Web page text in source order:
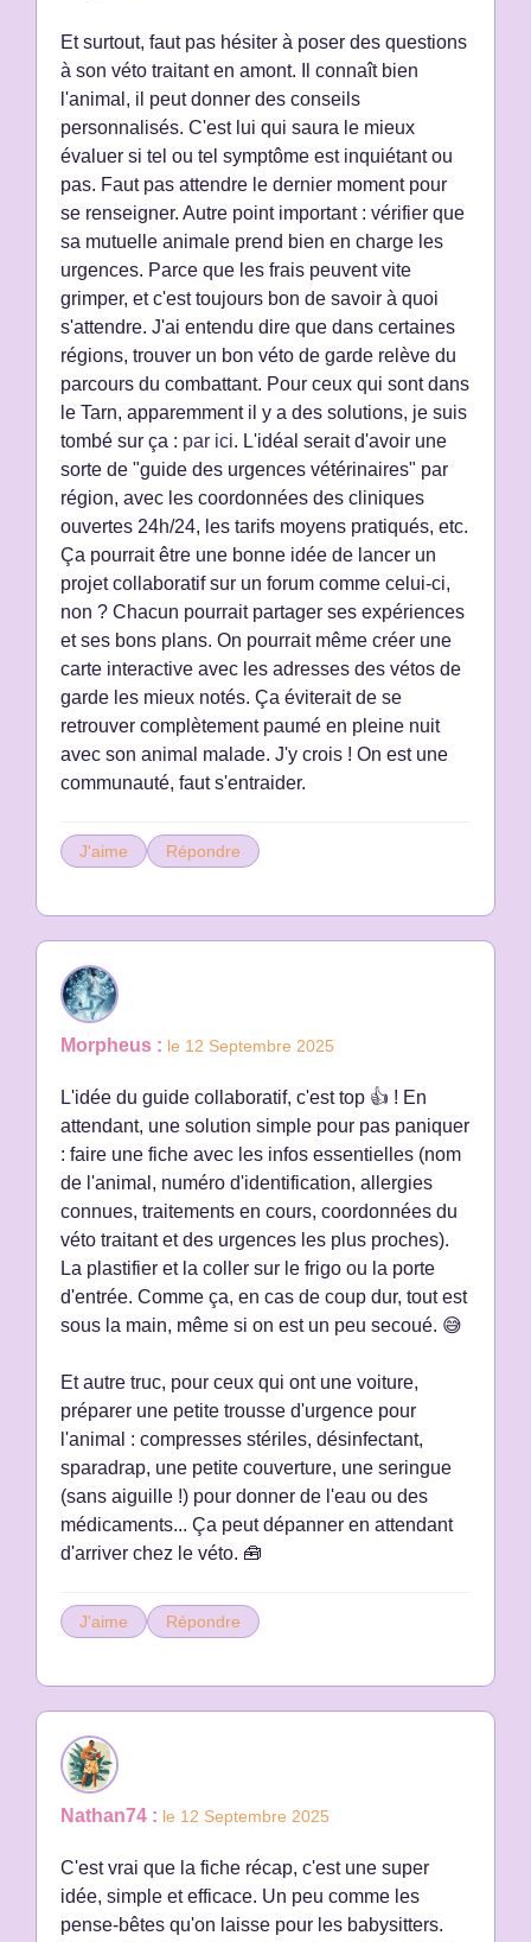
Et surtout, faut pas hésiter à poser des questions
à son véto traitant en amont. Il connaît bien
l'animal, il peut donner des conseils
personnalisés. C'est lui qui saura le mieux
évaluer si tel ou tel symptôme est inquiétant ou
pas. Faut pas attendre le dernier moment pour
se renseigner. Autre point important : vérifier que
sa mutuelle animale prend bien en charge les
urgences. Parce que les frais peuvent vite
grimper, et c'est toujours bon de savoir à quoi
s'attendre. J'ai entendu dire que dans certaines
régions, trouver un bon véto de garde relève du
parcours du combattant. Pour ceux qui sont dans
le Tarn, apparemment il y a des solutions, je suis
tombé sur ça : par ici. L'idéal serait d'avoir une
sorte de "guide des urgences vétérinaires" par
région, avec les coordonnées des cliniques
ouvertes 24h/24, les tarifs moyens pratiqués, etc.
Ça pourrait être une bonne idée de lancer un
projet collaboratif sur un forum comme celui-ci,
non ? Chacun pourrait partager ses expériences
et ses bons plans. On pourrait même créer une
carte interactive avec les adresses des vétos de
garde les mieux notés. Ça éviterait de se
retrouver complètement paumé en pleine nuit
avec son animal malade. J'y crois ! On est une
communauté, faut s'entraider.
J'aime Répondre
Morpheus : le 12 Septembre 2025
L'idée du guide collaboratif, c'est top 👍 ! En
attendant, une solution simple pour pas paniquer
: faire une fiche avec les infos essentielles (nom
de l'animal, numéro d'identification, allergies
connues, traitements en cours, coordonnées du
véto traitant et des urgences les plus proches).
La plastifier et la coller sur le frigo ou la porte
d'entrée. Comme ça, en cas de coup dur, tout est
sous la main, même si on est un peu secoué. 😅
Et autre truc, pour ceux qui ont une voiture,
préparer une petite trousse d'urgence pour
l'animal : compresses stériles, désinfectant,
sparadrap, une petite couverture, une seringue
(sans aiguille !) pour donner de l'eau ou des
médicaments... Ça peut dépanner en attendant
d'arriver chez le véto. 🧰
J'aime Répondre
Nathan74 : le 12 Septembre 2025
C'est vrai que la fiche récap, c'est une super
idée, simple et efficace. Un peu comme les
pense-bêtes qu'on laisse pour les babysitters.